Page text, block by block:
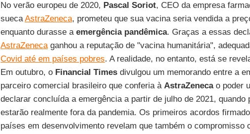
No verão europeu de 2020, Pascal Soriot, CEO da empresa
suecaAstraZeneca, prometeu que sua vacina seria vendida a
enquanto durasse a emergência pandêmica. Graças a essas
AstraZenecaganhou a reputação de "vacina humanitária",
Covid até em países pobres. A realidade, no entanto, está se
Em outubro, o Financial Timesdivulgou um memorando entre a
parceiro comercial brasileiro que conferia à AstraZenecao poder
declarar concluída a emergência a partir de julho de 2021, quando
estarão realmente fora da pandemia. Os primeiros acordos
países em desenvolvimento revelam que também o compromisso